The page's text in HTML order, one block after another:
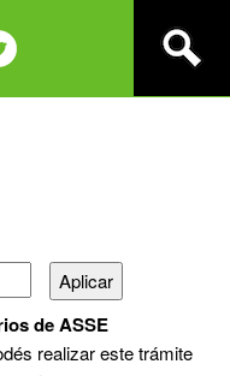
de ASSE
realizar este trámite